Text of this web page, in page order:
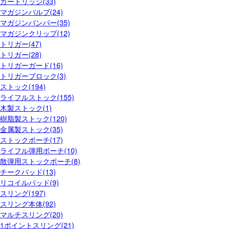
マガジンバルブ(24)
マガジンバンパー(35)
マガジンクリップ(12)
トリガー(47)
トリガー(28)
トリガーガード(16)
トリガーブロック(3)
ストック(194)
ライフルストック(155)
木製ストック(1)
樹脂製ストック(120)
金属製ストック(35)
ストックポーチ(17)
ライフル弾用ポーチ(10)
散弾用ストックポーチ(8)
チークパッド(13)
リコイルパッド(9)
スリング(197)
スリング本体(92)
マルチスリング(20)
1ポイントスリング(21)